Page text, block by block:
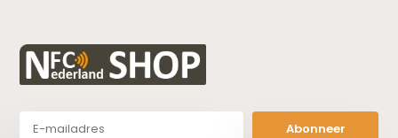
Abonneer